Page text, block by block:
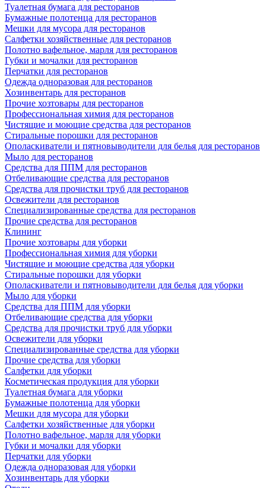
Туалетная бумага для ресторанов
Бумажные полотенца для ресторанов
Мешки для мусора для ресторанов
Салфетки хозяйственные для ресторанов
Полотно вафельное, марля для ресторанов
Губки и мочалки для ресторанов
Перчатки для ресторанов
Одежда одноразовая для ресторанов
Хозинвентарь для ресторанов
Прочие хозтовары для ресторанов
Профессиональная химия для ресторанов
Чистящие и моющие средства для ресторанов
Стиральные порошки для ресторанов
Ополаскиватели и пятновыводители для белья для ресторанов
Мыло для ресторанов
Средства для ППМ для ресторанов
Отбеливающие средства для ресторанов
Средства для прочистки труб для ресторанов
Освежители для ресторанов
Специализированные средства для ресторанов
Прочие средства для ресторанов
Клининг
Прочие хозтовары для уборки
Профессиональная химия для уборки
Чистящие и моющие средства для уборки
Стиральные порошки для уборки
Ополаскиватели и пятновыводители для белья для уборки
Мыло для уборки
Средства для ППМ для уборки
Отбеливающие средства для уборки
Средства для прочистки труб для уборки
Освежители для уборки
Специализированные средства для уборки
Прочие средства для уборки
Салфетки для уборки
Косметическая продукция для уборки
Туалетная бумага для уборки
Бумажные полотенца для уборки
Мешки для мусора для уборки
Салфетки хозяйственные для уборки
Полотно вафельное, марля для уборки
Губки и мочалки для уборки
Перчатки для уборки
Одежда одноразовая для уборки
Хозинвентарь для уборки